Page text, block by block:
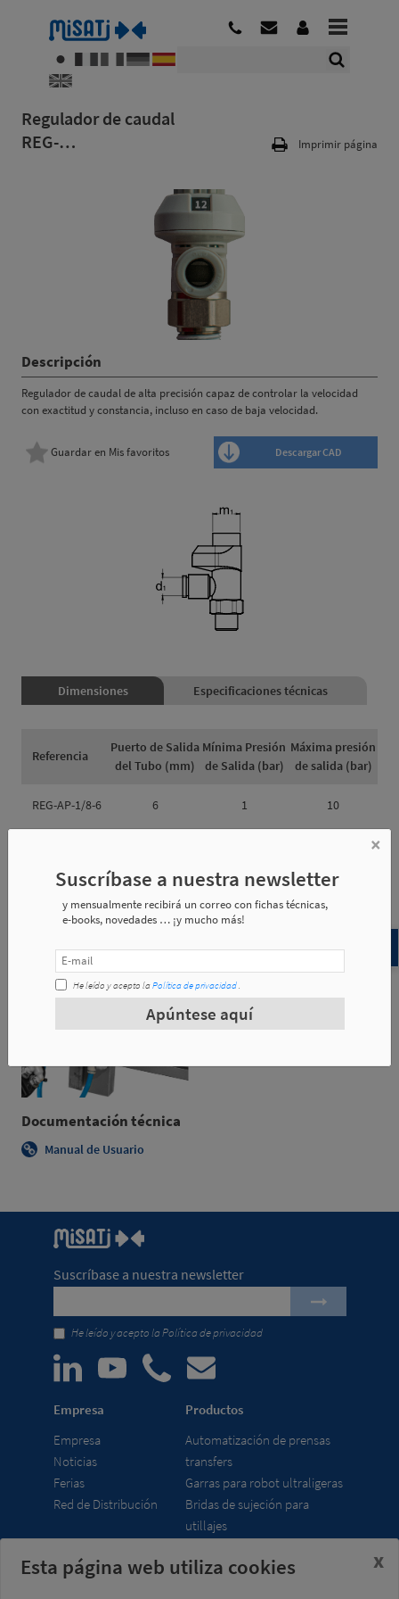
Regulador de caudal
REG-…
Imprimir página
Descripción
Regulador de caudal de alta precisión capaz de controlar la velocidad
con exactitud y constancia, incluso en caso de baja velocidad.
Descargar CAD
Guardar en Mis favoritos
Dimensiones Especificaciones técnicas
Referencia
Puerto de Salida
del Tubo (mm)
Mínima Presión
de Salida (bar)
Máxima presión
de salida (bar)
REG-AP-1/8-6 6 1 10
Referencia d1 m1
REG-AP-1/8-6 6 GAS 1/8
Ejemplos de aplicación
Documentación técnica
Manual de Usuario
×
Suscríbase a nuestra newsletter
y mensualmente recibirá un correo con fichas técnicas,
e-books, novedades … ¡y mucho más!
He leído y acepto laPolítica de privacidad.
Apúntese aquí
Suscríbase a nuestra newsletter
He leído y acepto laPolítica de privacidad
Empresa
Empresa
Noticias
Ferias
Red de Distribución
Productos
Automatización de prensas
transfers
Garras para robot ultraligeras
Bridas de sujeción para
utillajes
Misati S.L.
Horario
Esta página web utiliza cookies x